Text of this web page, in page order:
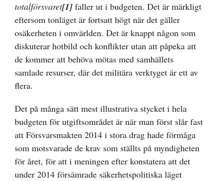
totalförsvaret[1] faller ut i budgeten. Det är märkligt
eftersom tonläget är fortsatt högt när det gäller
osäkerheten i omvärlden. Det är knappt någon som
diskuterar hotbild och konflikter utan att påpeka att
de kommer att behöva mötas med samhällets
samlade resurser, där det militära verktyget är ett av
flera.
Det på många sätt mest illustrativa stycket i hela
budgeten för utgiftsområdet är när man först slår fast
att Försvarsmakten 2014 i stora drag hade förmåga
som motsvarade de krav som ställts på myndigheten
för året, för att i meningen efter konstatera att det
under 2014 försämrade säkerhetspolitiska läget